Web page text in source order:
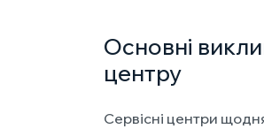
Основні
центру
Сервісні центри